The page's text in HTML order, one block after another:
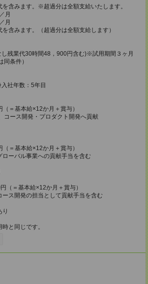
を含みます。※超過分は全額支給いたします。
月
月
を含みます。（超過分は全額支給します）
し残業代30時間48，900円含む)※試用期間３ヶ月
同条件）
社年数：5年目
＝基本給×12か月＋賞与）
コース開発・プロダクト開発へ貢献
＝基本給×12か月＋賞与）
ーバル事業への貢献手当を含む
（＝基本給×12か月＋賞与）
ス開発の担当として貢献手当を含む
り
と同じです。